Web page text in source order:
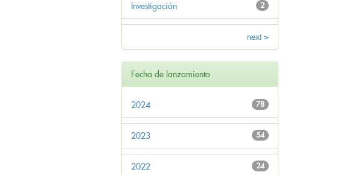
2
Investigación
next >
Fecha de lanzamiento
78
2024
54
2023
24
2022